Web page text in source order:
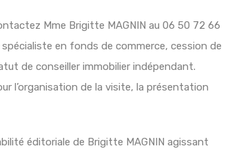
Mme Brigitte MAGNIN au 06 50 72 66
en fonds de commerce, cession de
de conseiller immobilier indépendant.
l’organisation de la visite, la présentation
éditoriale de Brigitte MAGNIN agissant